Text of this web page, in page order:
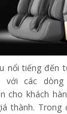
nổi tiếng đến
với các
cho khách
thành.